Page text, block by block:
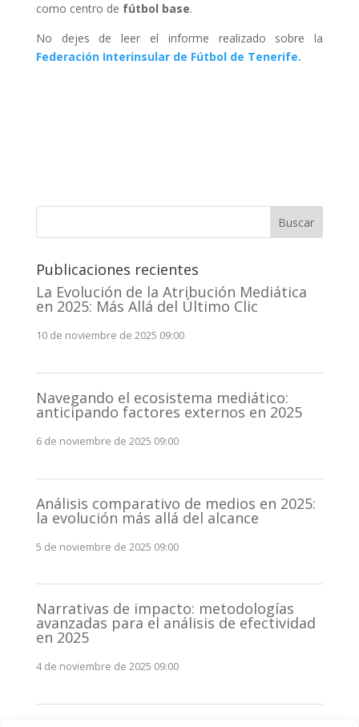
como centro de fútbol base.
No dejes de leer el informe realizado sobre la
Federación Interinsular de Fútbol de Tenerife.
Buscar
Publicaciones recientes
La Evolución de la Atribución Mediática
en 2025: Más Allá del Último Clic
10 de noviembre de 2025 09:00
Navegando el ecosistema mediático:
anticipando factores externos en 2025
6 de noviembre de 2025 09:00
Análisis comparativo de medios en 2025:
la evolución más allá del alcance
5 de noviembre de 2025 09:00
Narrativas de impacto: metodologías
avanzadas para el análisis de efectividad
en 2025
4 de noviembre de 2025 09:00